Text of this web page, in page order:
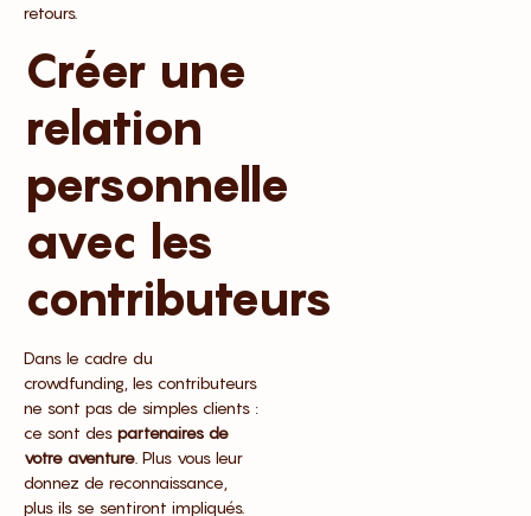
retours.
Créer une
relation
personnelle
avec les
contributeurs
Dans le cadre du
crowdfunding, les contributeurs
ne sont pas de simples clients :
ce sont des partenaires de
votre aventure . Plus vous leur
donnez de reconnaissance,
plus ils se sentiront impliqués.